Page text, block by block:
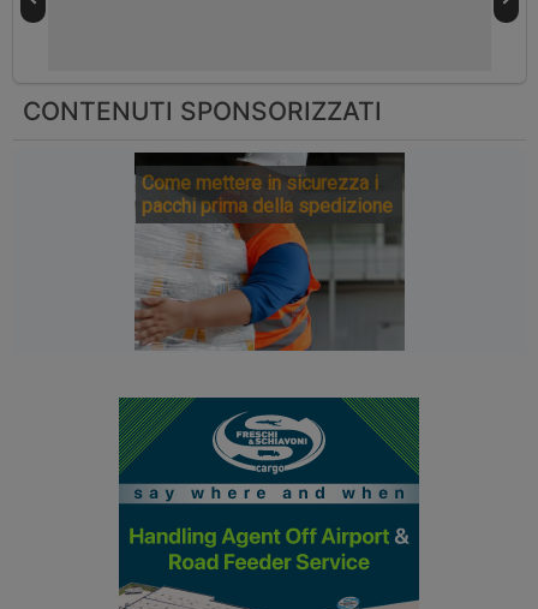
CONTENUTI SPONSORIZZATI
Come mettere in sicurezza i
pacchi prima della spedizione